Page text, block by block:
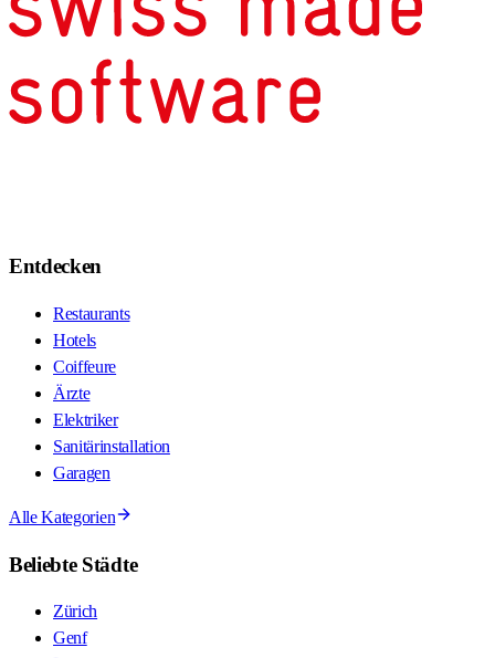
Entdecken
Restaurants
Hotels
Coiffeure
Ärzte
Elektriker
Sanitärinstallation
Garagen
Alle Kategorien
Beliebte Städte
Zürich
Genf